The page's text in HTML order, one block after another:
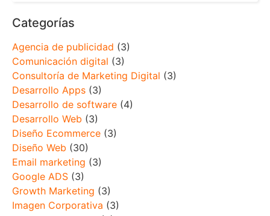
Categorías
Agencia de publicidad (3)
Comunicación digital (3)
Consultoría de Marketing Digital (3)
Desarrollo Apps (3)
Desarrollo de software (4)
Desarrollo Web (3)
Diseño Ecommerce (3)
Diseño Web (30)
Email marketing (3)
Google ADS (3)
Growth Marketing (3)
Imagen Corporativa (3)